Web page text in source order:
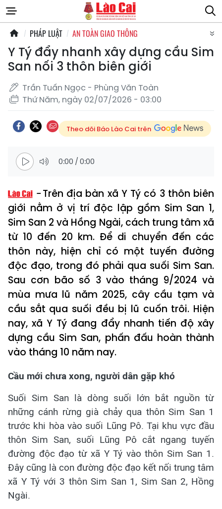
PHÁP LUẬT AN TOÀN GIAO THÔNG
Y Tý đẩy nhanh xây dựng cầu Sim
San nối 3 thôn biên giới
Trần Tuấn Ngọc - Phùng Văn Toàn
Thứ Năm, ngày 02/07/2026 - 03:00
Theo dõi Báo Lào Cai trên
0:00 /0:00
Trên địa bàn xã Y Tý có 3 thôn biên
giới nằm ở vị trí độc lập gồm Sim San 1,
Sim San 2 và Hồng Ngài, cách trung tâm xã
từ 10 đến 20 km. Để di chuyển đến các
thôn này, hiện chỉ có một tuyến đường
độc đạo, trong đó phải qua suối Sim San.
Sau cơn bão số 3 vào tháng 9/2024 và
mùa mưa lũ năm 2025, cây cầu tạm và
cầu sắt qua suối đều bị lũ cuốn trôi. Hiện
nay, xã Y Tý đang đẩy nhanh tiến độ xây
dựng cầu Sim San, phấn đấu hoàn thành
vào tháng 10 năm nay.
Cầu mới chưa xong, người dân gặp khó
Suối Sim San là dòng suối lớn bắt nguồn từ
những cánh rừng già chảy qua thôn Sim San 1
trước khi hòa vào suối Lũng Pô. Tại khu vực đầu
thôn Sim San, suối Lũng Pô cắt ngang tuyến
đường độc đạo từ xã Y Tý vào thôn Sim San 1.
Đây cũng là con đường độc đạo kết nối trung tâm
xã Y Tý với 3 thôn Sim San 1, Sim San 2, Hồng
Ngài.